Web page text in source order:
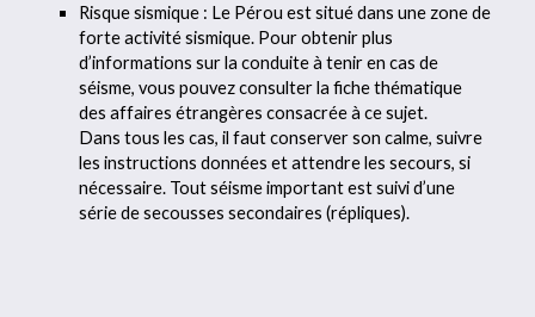
Risque sismique : Le Pérou est situé dans une zone de
forte activité sismique. Pour obtenir plus
d’informations sur la conduite à tenir en cas de
séisme, vous pouvez consulter la fiche thématique
des affaires étrangères consacrée à ce sujet.
Dans tous les cas, il faut conserver son calme, suivre
les instructions données et attendre les secours, si
nécessaire. Tout séisme important est suivi d’une
série de secousses secondaires (répliques).